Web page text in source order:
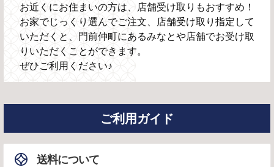
お近くにお住まいの方は、店舗受け取りもおすすめ！
お家でじっくり選んでご注文、店舗受け取り指定して
いただくと、門前仲町にあるみなとや店舗でお受け取
りいただくことができます。
ぜひご利用ください♪
ご利用ガイド
送料について